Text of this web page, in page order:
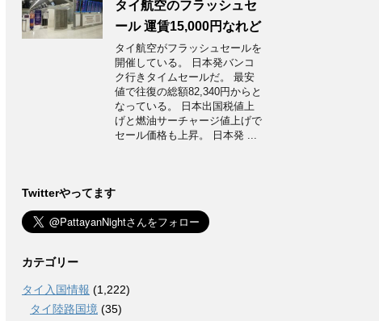
タイ航空のフラッシュセ
ール 運賃15,000円なれど
タイ航空がフラッシュセールを
開催している。 日本発バンコ
ク行きタイムセールだ。 最安
値で往復の総額82,340円からと
なっている。 日本出国税値上
げと燃油サーチャージ値上げで
セール価格も上昇。 日本発 ...
Twitterやってます
カテゴリー
タイ入国情報 (1,222)
タイ陸路国境 (35)